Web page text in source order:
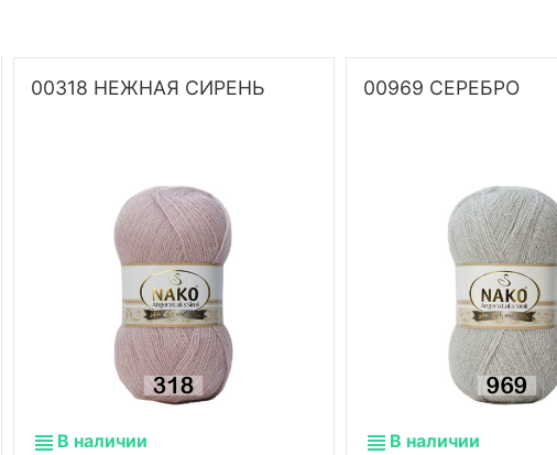
00318 НЕЖНАЯ СИРЕНЬ
В наличии
00969 СЕРЕБРО
В наличии